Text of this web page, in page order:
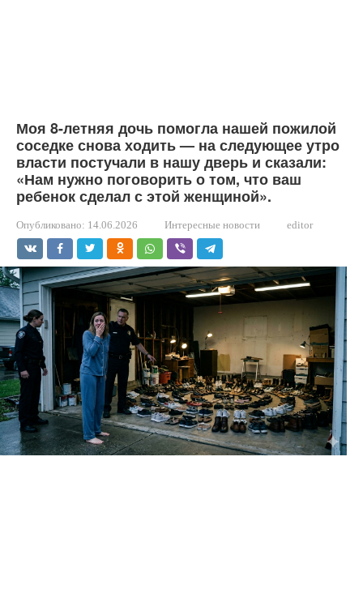
Моя 8-летняя дочь помогла нашей пожилой
соседке снова ходить — на следующее утро
власти постучали в нашу дверь и сказали:
«Нам нужно поговорить о том, что ваш
ребенок сделал с этой женщиной».
Опубликовано: 14.06.2026 Интересные новости editor